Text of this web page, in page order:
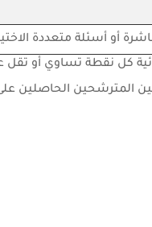
أو أسئلة متعددة